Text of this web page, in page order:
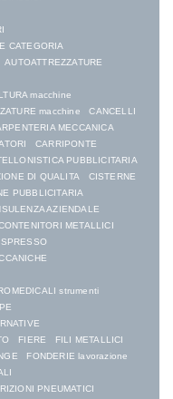
CATEGORIA
AUTOATTREZZATURE
macchine
macchine
CANCELLI
MECCANICA
CARRIPONTE
PUBBLICITARIA
DI QUALITA
CISTERNE
PUBBLICITARIA
AZIENDALE
METALLICI
strumenti
FIERE
FILI METALLICI
FONDERIE lavorazione
PNEUMATICI